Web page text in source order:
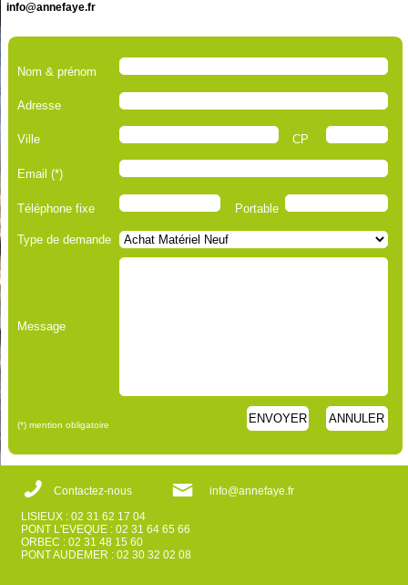
info@annefaye.fr
Nom & prénom
Adresse
Ville CP
Email (*)
Téléphone fixe Portable
Type de demande
Message
(*) mention obligatoire ENVOYER ANNULER
Contactez-nous
info@annefaye.fr
LISIEUX : 02 31 62 17 04
PONT L'EVEQUE : 02 31 64 65 66
ORBEC : 02 31 48 15 60
PONT AUDEMER : 02 30 32 02 08